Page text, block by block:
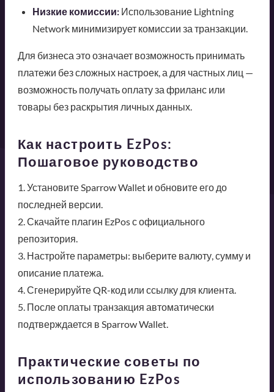
Низкие комиссии:Использование Lightning
Network минимизирует комиссии за транзакции.
Для бизнеса это означает возможность принимать
платежи без сложных настроек, а для частных лиц —
возможность получать оплату за фриланс или
товары без раскрытия личных данных.
Как настроить EzPos:
Пошаговое руководство
1. Установите Sparrow Wallet и обновите его до
последней версии.
2. Скачайте плагин EzPos с официального
репозитория.
3. Настройте параметры: выберите валюту, сумму и
описание платежа.
4. Сгенерируйте QR-код или ссылку для клиента.
5. После оплаты транзакция автоматически
подтверждается в Sparrow Wallet.
Практические советы по
использованию EzPos